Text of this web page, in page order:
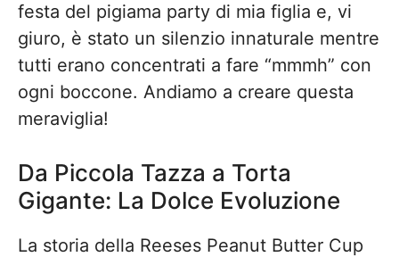
festa del pigiama party di mia figlia e, vi
giuro, è stato un silenzio innaturale mentre
tutti erano concentrati a fare “mmmh” con
ogni boccone. Andiamo a creare questa
meraviglia!
Da Piccola Tazza a Torta
Gigante: La Dolce Evoluzione
La storia della Reeses Peanut Butter Cup